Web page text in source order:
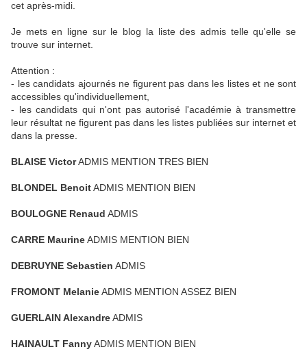
cet après-midi.
Je mets en ligne sur le blog la liste des admis telle qu'elle se
trouve sur internet.
Attention :
- les candidats ajournés ne figurent pas dans les listes et ne sont
accessibles qu'individuellement,
- les candidats qui n'ont pas autorisé l'académie à transmettre
leur résultat ne figurent pas dans les listes publiées sur internet et
dans la presse.
BLAISE VictorADMIS MENTION TRES BIEN
BLONDEL BenoitADMIS MENTION BIEN
BOULOGNE Renaud ADMIS
CARRE MaurineADMIS MENTION BIEN
DEBRUYNE Sebastien ADMIS
FROMONT MelanieADMIS MENTION ASSEZ BIEN
GUERLAIN AlexandreADMIS
HAINAULT FannyADMIS MENTION BIEN